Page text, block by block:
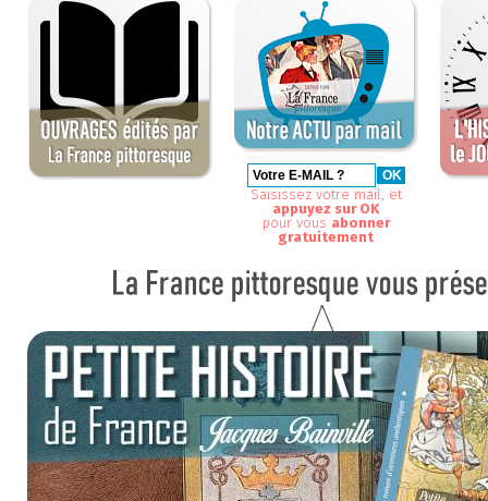
Saisissez votre mail, et
appuyez sur OK
pour vous abonner
gratuitement